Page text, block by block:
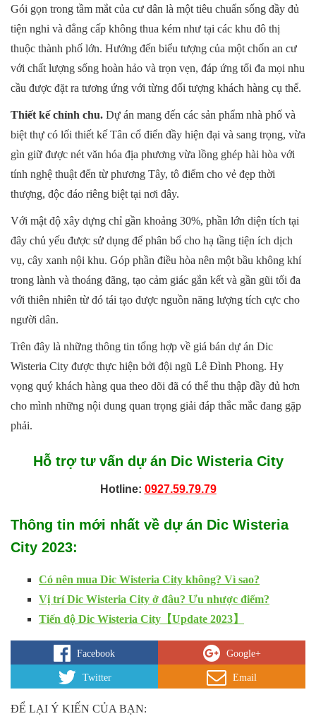
Gói gọn trong tầm mắt của cư dân là một tiêu chuẩn sống đầy đủ
tiện nghi và đẳng cấp không thua kém như tại các khu đô thị
thuộc thành phố lớn. Hướng đến biểu tượng của một chốn an cư
với chất lượng sống hoàn hảo và trọn vẹn, đáp ứng tối đa mọi nhu
cầu được đặt ra tương ứng với từng đối tượng khách hàng cụ thể.
Thiết kế chỉnh chu. Dự án mang đến các sản phẩm nhà phố và
biệt thự có lối thiết kế Tân cổ điển đầy hiện đại và sang trọng, vừa
gìn giữ được nét văn hóa địa phương vừa lồng ghép hài hòa với
tính nghệ thuật đến từ phương Tây, tô điểm cho vẻ đẹp thời
thượng, độc đáo riêng biệt tại nơi đây.
Với mật độ xây dựng chỉ gần khoảng 30%, phần lớn diện tích tại
đây chủ yếu được sử dụng để phân bổ cho hạ tầng tiện ích dịch
vụ, cây xanh nội khu. Góp phần điều hòa nên một bầu không khí
trong lành và thoáng đãng, tạo cảm giác gắn kết và gần gũi tối đa
với thiên nhiên từ đó tái tạo được nguồn năng lượng tích cực cho
người dân.
Trên đây là những thông tin tổng hợp về giá bán dự án Dic
Wisteria City được thực hiện bởi đội ngũ Lê Đình Phong. Hy
vọng quý khách hàng qua theo dõi đã có thể thu thập đầy đủ hơn
cho mình những nội dung quan trọng giải đáp thắc mắc đang gặp
phải.
Hỗ trợ tư vấn dự án Dic Wisteria City
Hotline: 0927.59.79.79
Thông tin mới nhất về dự án Dic Wisteria
City 2023:
Có nên mua Dic Wisteria City không? Vì sao?
Vị trí Dic Wisteria City ở đâu? Ưu nhược điểm?
Tiến độ Dic Wisteria City【Update 2023】
Facebook Google+
Twitter Email
ĐỂ LẠI Ý KIẾN CỦA BẠN: